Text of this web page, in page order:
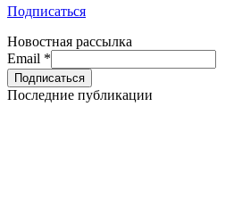
Подписаться
Новостная рассылка
Email *
Последние публикации